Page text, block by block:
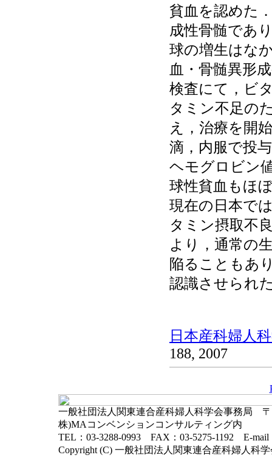
貧血を認めた
成性骨髄であ
球の増生はな
血・骨髄異形
検査にて，ビ
タミン不足の
え，治療を開
滴，内服で投
ヘモグロビン
球性貧血もほ
現在の日本で
タミン摂取不
より，通常の
陥ることもあ
認識させられ
日本産科婦人
188, 2007
一般社団法人関東連合産科婦人科学会事務局 〒
株)MAコンベンションコンサルティング内
TEL：03-3288-0993 FAX：03-5275-1192 E-mail
Copyright (C) 一般社団法人関東連合産科婦人科